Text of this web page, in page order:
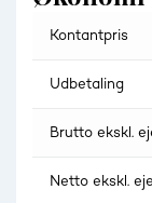
Kontantpris
Udbetaling
Brutto ekskl.
Netto ekskl.